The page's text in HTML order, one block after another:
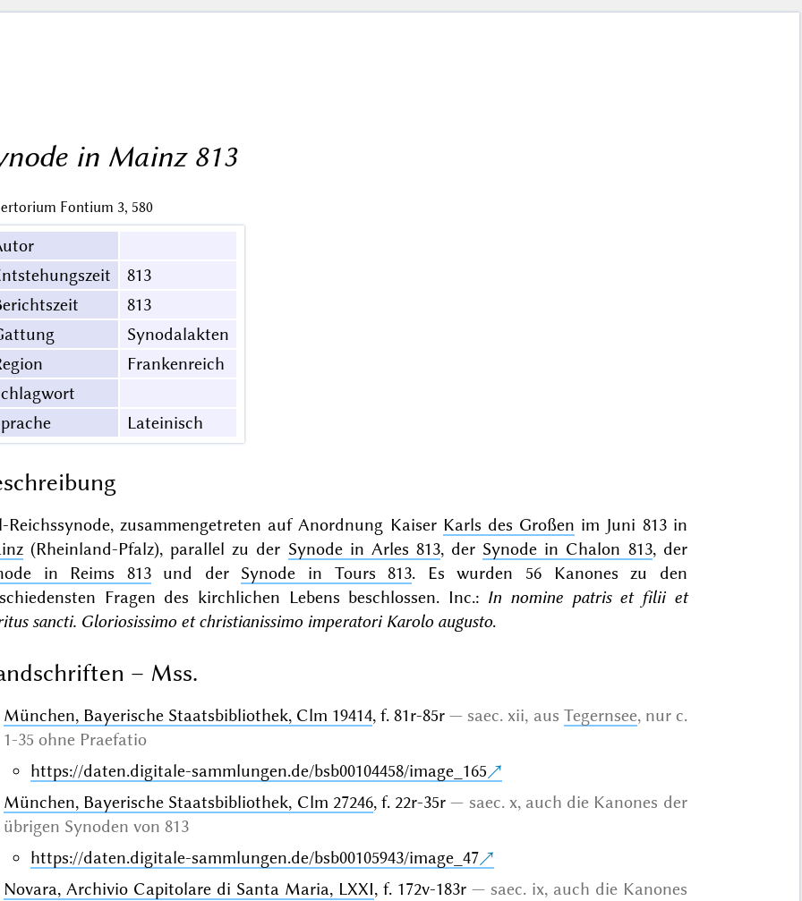
in Mainz 813
Fontium 3, 580
813
813
Synodalakten
Frankenreich
Lateinisch
Reichssynode, zusammengetreten auf Anordnung Kaiser Karls des Großen im Juni 813 in
(Rheinland-Pfalz), parallel zu der Synode in Arles 813, der Synode in Chalon 813, der
in Reims 813und der Synode in Tours 813. Es wurden 56 Kanones zu den
Fragen des kirchlichen Lebens beschlossen. Inc.: In nomine patris et filii et
sancti. Gloriosissimo et christianissimo imperatori Karolo augusto.
– Mss.
München, Bayerische Staatsbibliothek, Clm 19414, f. 81r-85r saec. xii, aus Tegernsee, nur c.
1-35 ohne Praefatio
https://daten.digitale-sammlungen.de/bsb00104458/image_165
München, Bayerische Staatsbibliothek, Clm 27246, f. 22r-35r
saec. x, auch die Kanones der
übrigen Synoden von 813
https://daten.digitale-sammlungen.de/bsb00105943/image_47
Novara, Archivio Capitolare di Santa Maria, LXXI, f. 172v-183r
saec. ix, auch die Kanones